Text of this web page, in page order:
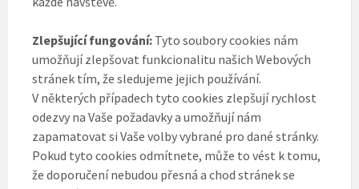
Zlepšující fungování: Tyto soubory cookies nám
umožňují zlepšovat funkcionalitu našich Webových
stránek tím, že sledujeme jejich používání.
V některých případech tyto cookies zlepšují rychlost
odezvy na Vaše požadavky a umožňují nám
zapamatovat si Vaše volby vybrané pro dané stránky.
Pokud tyto cookies odmítnete, může to vést k tomu,
že doporučení nebudou přesná a chod stránek se